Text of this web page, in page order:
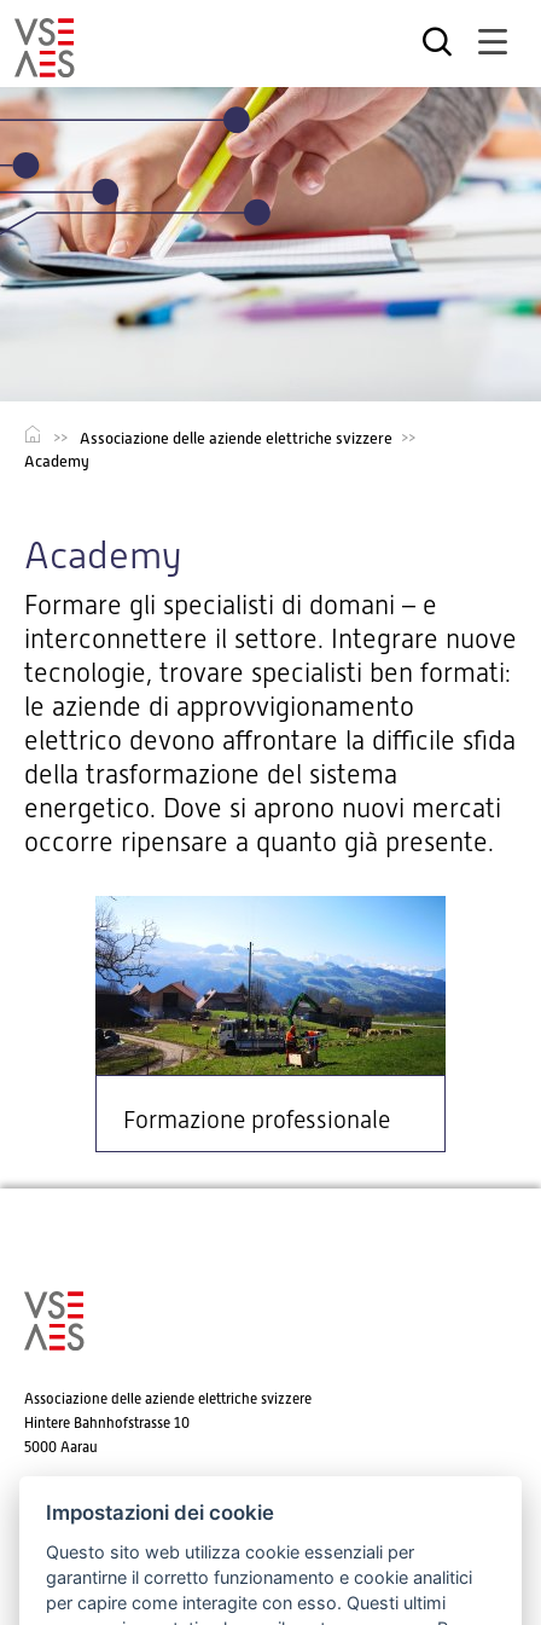
Salta
al
contenuto
principale
Associazione delle aziende elettriche svizzere
Academy
Academy
Formare gli specialisti di domani – e
interconnettere il settore. Integrare nuove
tecnologie, trovare specialisti ben formati:
le aziende di approvvigionamento
elettrico devono affrontare la difficile sfida
della trasformazione del sistema
energetico. Dove si aprono nuovi mercati
occorre ripensare a quanto già presente.
Formazione professionale
Associazione delle aziende elettriche svizzere
Hintere Bahnhofstrasse 10
5000 Aarau
E-mail:info@strom.ch
Impostazioni dei cookie
Questo sito web utilizza cookie essenziali per
garantirne il corretto funzionamento e cookie analitici
per capire come interagite con esso. Questi ultimi